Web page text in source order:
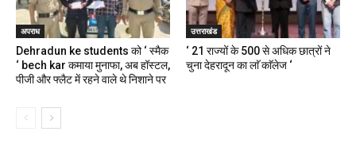
अपराध
Dehradun ke students को ‘ स्मैक
‘ bech kar कमाया मुनाफा, अब हॉस्टल,
पीजी और फ्लैट में रहने वाले थे निशाने पर
उत्तराखंड
‘ 21 राज्यों के 500 से अधिक छात्रों ने
चुना देहरादून का लाॅ काॅलेज ‘